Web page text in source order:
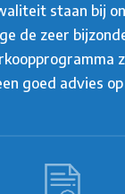
staan bij
de zeer
goed advies